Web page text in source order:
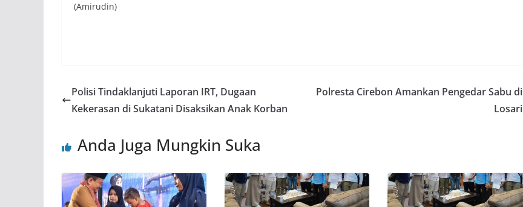
(Amirudin)
Polisi Tindaklanjuti Laporan IRT, Dugaan
Kekerasan di Sukatani Disaksikan Anak Korban
Polresta Cirebon Amankan Pengedar Sabu di
Losari
Anda Juga Mungkin Suka